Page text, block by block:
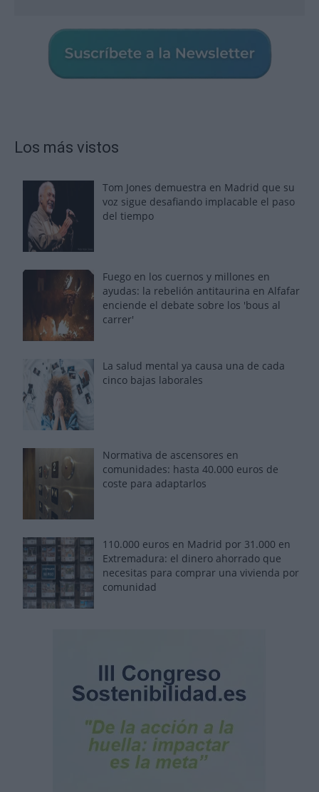
Los más vistos
Tom Jones demuestra en Madrid que su
voz sigue desafiando implacable el paso
del tiempo
Fuego en los cuernos y millones en
ayudas: la rebelión antitaurina en Alfafar
enciende el debate sobre los 'bous al
carrer'
La salud mental ya causa una de cada
cinco bajas laborales
Normativa de ascensores en
comunidades: hasta 40.000 euros de
coste para adaptarlos
110.000 euros en Madrid por 31.000 en
Extremadura: el dinero ahorrado que
necesitas para comprar una vivienda por
comunidad